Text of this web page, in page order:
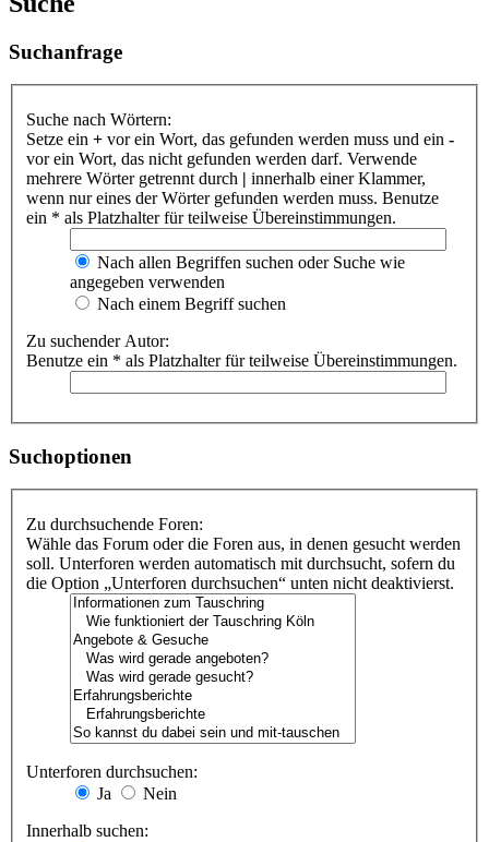
Suchanfrage
Suche nach Wörtern:
Setze ein + vor ein Wort, das gefunden werden muss und ein -
vor ein Wort, das nicht gefunden werden darf. Verwende
mehrere Wörter getrennt durch | innerhalb einer Klammer,
wenn nur eines der Wörter gefunden werden muss. Benutze
ein * als Platzhalter für teilweise Übereinstimmungen.
Nach allen Begriffen suchen oder Suche wie
angegeben verwenden
Nach einem Begriff suchen
Zu suchender Autor:
Benutze ein * als Platzhalter für teilweise Übereinstimmungen.
Suchoptionen
Zu durchsuchende Foren:
Wähle das Forum oder die Foren aus, in denen gesucht werden
soll. Unterforen werden automatisch mit durchsucht, sofern du
die Option „Unterforen durchsuchen“ unten nicht deaktivierst.
Unterforen durchsuchen:
Ja
Nein
Innerhalb suchen: